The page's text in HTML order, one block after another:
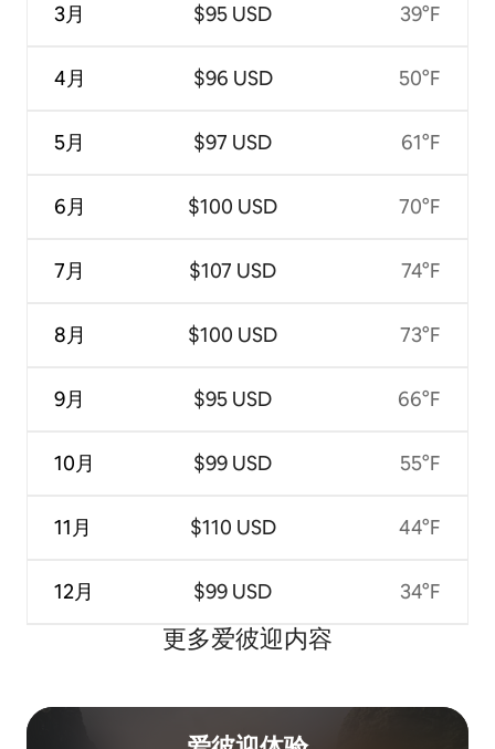
3月
4月
5月
6月
7月
8月
9月
10月
11月
12月
$95 USD
$96 USD
$97 USD
$100 USD
$107 USD
$100 USD
$95 USD
$99 USD
$110 USD
$99 USD
39°F
50°F
61°F
70°F
74°F
73°F
66°F
55°F
44°F
34°F
更多爱彼迎内容